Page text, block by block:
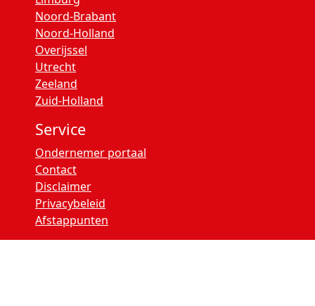
Noord-Brabant
Noord-Holland
Overijssel
Utrecht
Zeeland
Zuid-Holland
Service
Ondernemer portaal
Contact
Disclaimer
Privacybeleid
Afstappunten